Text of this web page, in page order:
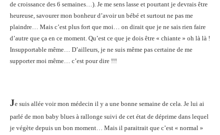
de croissance des 6 semaines…). Je me sens lasse et pourtant je devrais être
heureuse, savourer mon bonheur d’avoir un bébé et surtout ne pas me
plaindre… Mais c’est plus fort que moi… on dirait que je ne sais rien faire
d’autre que ça en ce moment. Qu’est ce que je dois être « chiante » oh là là !
Insupportable même… D’ailleurs, je ne suis même pas certaine de me
supporter moi même… c’est pour dire !!!
Je suis allée voir mon médecin il y a une bonne semaine de cela. Je lui ai
parlé de mon baby blues à rallonge suivi de cet état de déprime dans lequel
je végète depuis un bon moment… Mais il paraitrait que c’est « normal »